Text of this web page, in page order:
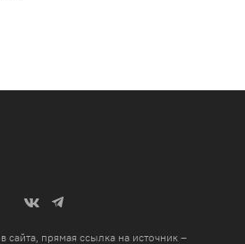
сайта, прямая ссылка на источник –